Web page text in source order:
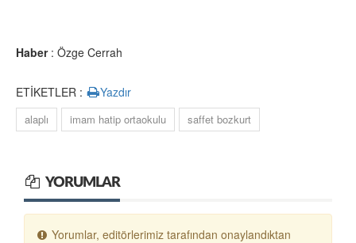
Haber: Özge Cerrah
ETİKETLER : Yazdır
alaplı imam hatip ortaokulu saffet bozkurt
YORUMLAR
Yorumlar, editörlerimiz tarafından onaylandıktan